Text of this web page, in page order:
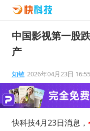
中国影视第一股
产
知敏 2026年04月23日 16:55
快科技4月23日消息，